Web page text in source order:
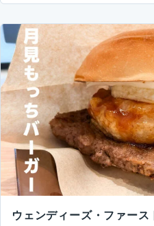
ウェンディーズ・ファー